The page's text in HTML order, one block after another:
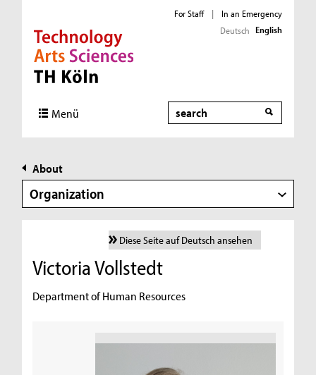
Direkt zur Hauptnavigation
Direkt zur Subnavigation
Direkt zum Inhalt
Direkt zum Fußbereich
For Staff |
In an Emergency
Deutsch English
Menü Search
About
Organization
Diese Seite auf Deutsch ansehen
Victoria Vollstedt
Department of Human Resources